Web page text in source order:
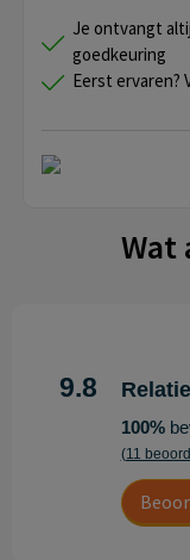
Je ontvangt
goedkeuring
Eerst ervaren?
Wat
9.8
100%
(11